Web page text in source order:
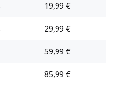
19,99 €
29,99 €
59,99 €
85,99 €